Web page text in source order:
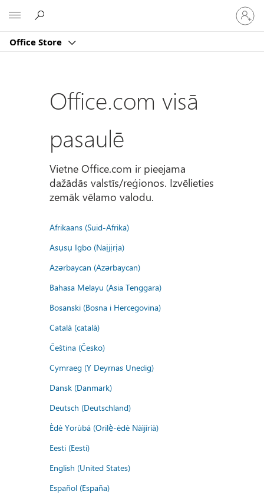
Office Store
savā
kontā
Office.com visā
pasaulē
Vietne Office.com ir pieejama
dažādās valstīs/reģionos. Izvēlieties
zemāk vēlamo valodu.
Afrikaans (Suid-Afrika)
Asụsụ Igbo (Naịjịrịa)
Azərbaycan (Azərbaycan)
Bahasa Melayu (Asia Tenggara)
Bosanski (Bosna i Hercegovina)
Català (català)
Čeština (Česko)
Cymraeg (Y Deyrnas Unedig)
Dansk (Danmark)
Deutsch (Deutschland)
Èdè Yorùbá (Orilẹ̀-èdè Nàìjíríà)
Eesti (Eesti)
English (United States)
Español (España)